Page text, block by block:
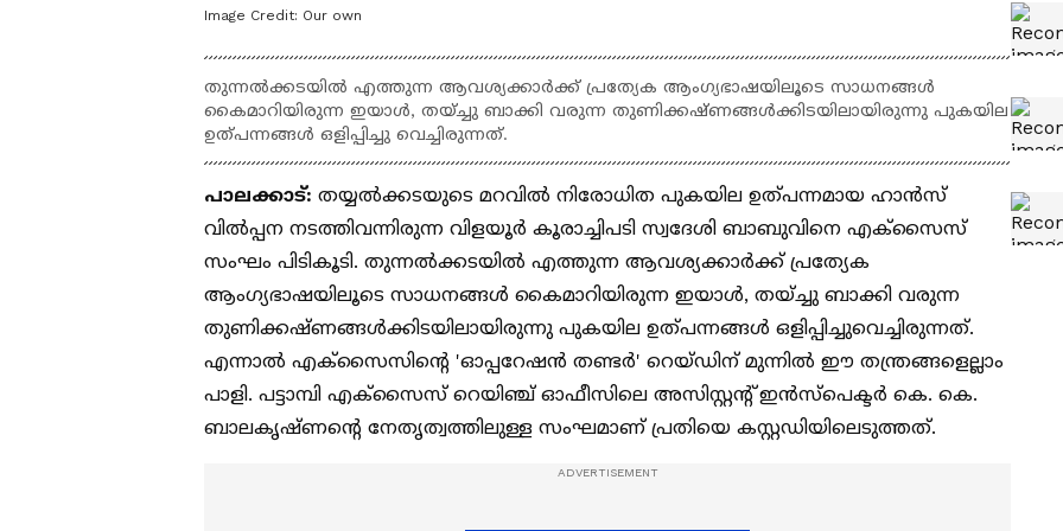
Image Credit: Our own
തുന്നൽക്കടയിൽ എത്തുന്ന ആവശ്യക്കാർക്ക് പ്രത്യേക ആംഗ്യഭാഷയിലൂടെ സാധനങ്ങൾ
കൈമാറിയിരുന്ന ഇയാൾ, തയ്ച്ചു ബാക്കി വരുന്ന തുണിക്കഷ്ണങ്ങൾക്കിടയിലായിരുന്നു പുകയില
ഉത്പന്നങ്ങൾ ഒളിപ്പിച്ചു വെച്ചിരുന്നത്.
പാലക്കാട്: തയ്യൽക്കടയുടെ മറവിൽ നിരോധിത പുകയില ഉത്പന്നമായ ഹാൻസ്
വിൽപ്പന നടത്തിവന്നിരുന്ന വിളയൂർ കൂരാച്ചിപടി സ്വദേശി ബാബുവിനെ എക്സൈസ്
സംഘം പിടികൂടി. തുന്നൽക്കടയിൽ എത്തുന്ന ആവശ്യക്കാർക്ക് പ്രത്യേക
ആംഗ്യഭാഷയിലൂടെ സാധനങ്ങൾ കൈമാറിയിരുന്ന ഇയാൾ, തയ്ച്ചു ബാക്കി വരുന്ന
തുണിക്കഷ്ണങ്ങൾക്കിടയിലായിരുന്നു പുകയില ഉത്പന്നങ്ങൾ ഒളിപ്പിച്ചുവെച്ചിരുന്നത്.
എന്നാൽ എക്സൈസിന്റെ 'ഓപ്പറേഷൻ തണ്ടർ' റെയ്ഡിന് മുന്നിൽ ഈ തന്ത്രങ്ങളെല്ലാം
പാളി. പട്ടാമ്പി എക്സൈസ് റെയിഞ്ച് ഓഫീസിലെ അസിസ്റ്റൻ്റ് ഇന്‍സ്‌പെക്ടര്‍ കെ. കെ.
ബാലകൃഷ്ണൻ്റെ നേതൃത്വത്തിലുള്ള സംഘമാണ് പ്രതിയെ കസ്റ്റഡിയിലെടുത്തത്.